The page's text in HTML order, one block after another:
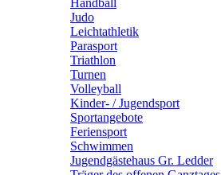
Handball
Judo
Leichtathletik
Parasport
Triathlon
Turnen
Volleyball
Kinder- / Jugendsport
Sportangebote
Feriensport
Schwimmen
Jugendgästehaus Gr. Ledder